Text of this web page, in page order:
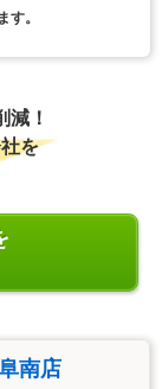
す。
減！
を
南店